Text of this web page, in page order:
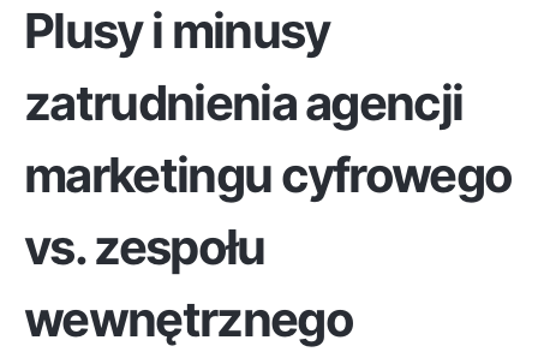
Plusy i minusy
zatrudnienia agencji
marketingu cyfrowego
vs. zespołu
wewnętrznego